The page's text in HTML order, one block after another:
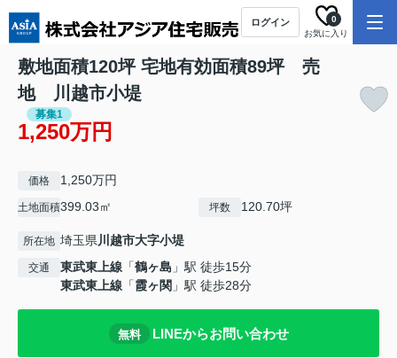
ログイン
お気に入り
0
敷地面積120坪 宅地有効面積89坪 売
地 川越市小堤
募集1
1,250万円
価格 1,250万円
土地面積399.03㎡ 坪数 120.70坪
所在地 埼玉県川越市大字小堤
交通 東武東上線 「鶴ヶ島 」駅 徒歩15分
東武東上線 「霞ヶ関 」駅 徒歩28分
無料 LINEからお問い合わせ